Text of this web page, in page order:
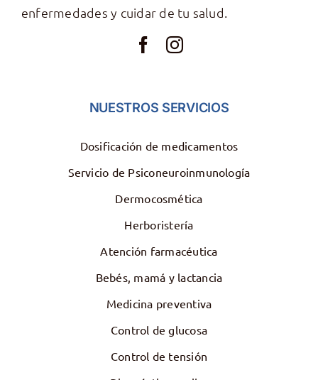
enfermedades y cuidar de tu salud.
NUESTROS SERVICIOS
Dosificación de medicamentos
Servicio de Psiconeuroinmunología
Dermocosmética
Herboristería
Atención farmacéutica
Bebés, mamá y lactancia
Medicina preventiva
Control de glucosa
Control de tensión